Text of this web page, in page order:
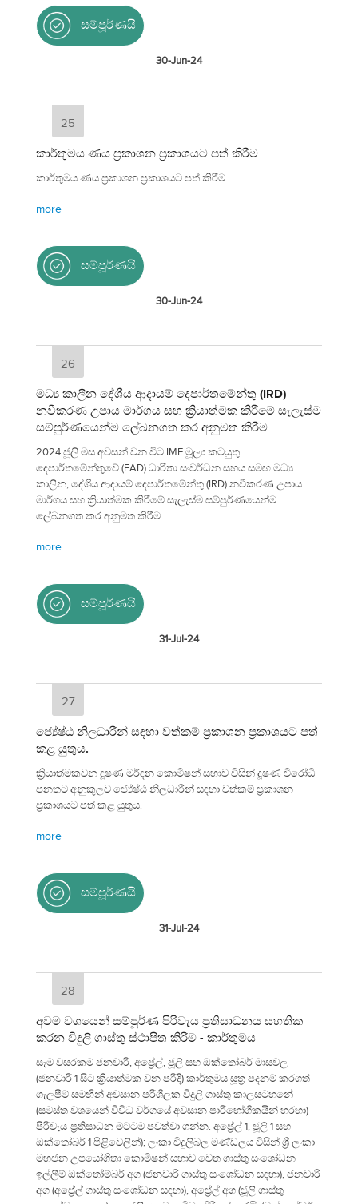
සම්පූර්ණයි
30-Jun-24
25
කාර්තුමය ණය ප්‍රකාශන ප්‍රකාශයට පත් කිරීම
කාර්තුමය ණය ප්‍රකාශන ප්‍රකාශයට පත් කිරීම
more
සම්පූර්ණයි
30-Jun-24
26
මධ්‍ය කාලීන දේශීය ආදායම් දෙපාර්තමේන්තු (IRD)
නවීකරණ උපාය මාර්ගය සහ ක්‍රියාත්මක කිරීමේ සැලැස්ම
සම්පුර්ණයෙන්ම ලේඛනගත කර අනුමත කිරීම
2024 ජූලි මස අවසන් වන විට IMF මූල්‍ය කටයුතු
දෙපාර්තමේන්තුවේ (FAD) ධාරිතා සංවර්ධන සහය සමඟ මධ්‍ය
කාලීන, දේශීය ආදායම් දෙපාර්තමේන්තු (IRD) නවීකරණ උපාය
මාර්ගය සහ ක්‍රියාත්මක කිරීමේ සැලැස්ම සම්පුර්ණයෙන්ම
ලේඛනගත කර අනුමත කිරීම
more
සම්පූර්ණයි
31-Jul-24
27
ජ්‍යේෂ්ඨ නිලධාරීන් සඳහා වත්කම් ප්‍රකාශන ප්‍රකාශයට පත්
කළ යුතුය.
ක්‍රියාත්මකවන දූෂණ මර්දන කොමිෂන් සභාව විසින් දූෂණ විරෝධී
පනතට අනුකූලව ජ්‍යේෂ්ඨ නිලධාරීන් සඳහා වත්කම් ප්‍රකාශන
ප්‍රකාශයට පත් කළ යුතුය.
more
සම්පූර්ණයි
31-Jul-24
28
අවම වශයෙන් සම්පූර්ණ පිරිවැය ප්‍රතිසාධනය සහතික
කරන විදුලි ගාස්තු ස්ථාපිත කිරීම - කාර්තුමය
සෑම වසරකම ජනවාරි, අප්‍රේල්, ජූලි සහ ඔක්තෝබර් මාසවල
(ජනවාරි 1 සිට ක්‍රියාත්මක වන පරිදි) කාර්තුමය සූත්‍ර පදනම් කරගත්
ගැලපීම් සමඟින් අවසාන පරිශීලක විදුලි ගාස්තු කාලසටහනේ
(සමස්ත වශයෙන් විවිධ වර්ගයේ අවසාන පාරිභෝගිකයින් හරහා)
පිරිවැය-ප්‍රතිසාධන මට්ටම පවත්වා ගන්න. අප්‍රේල් 1, ජූලි 1 සහ
ඔක්තෝබර් 1 පිළිවෙලින්); ලංකා විදුලිබල මණ්ඩලය විසින් ශ්‍රී ලංකා
මහජන උපයෝගිතා කොමිෂන් සභාව වෙත ගාස්තු සංශෝධන
ඉල්ලීම් ඔක්තෝම්බර් අග (ජනවාරි ගාස්තු සංශෝධන සඳහා), ජනවාරි
අග (අප්‍රේල් ගාස්තු සංශෝධන සඳහා), අප්‍රේල් අග (ජූලි ගාස්තු